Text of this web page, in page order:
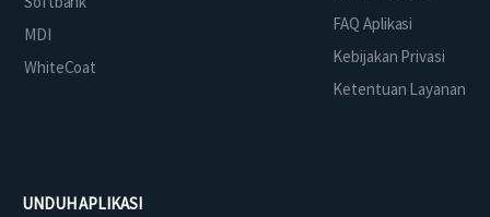
MDI
WhiteCoat
FAQ Aplikasi
Kebijakan Privasi
Ketentuan Layanan
UNDUH APLIKASI